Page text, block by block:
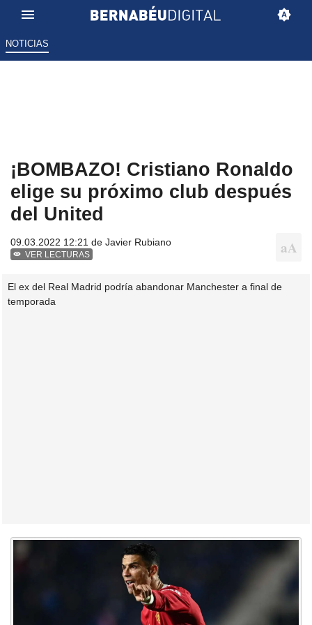
NOTICIAS
¡BOMBAZO! Cristiano Ronaldo
elige su próximo club después
del United
09.03.2022 12:21 de Javier Rubiano
VER LECTURAS
El ex del Real Madrid podría abandonar Manchester a final de
temporada